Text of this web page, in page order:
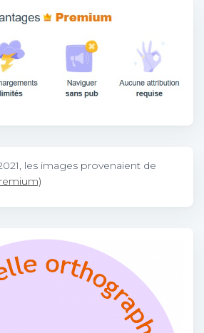
les images provenaient de